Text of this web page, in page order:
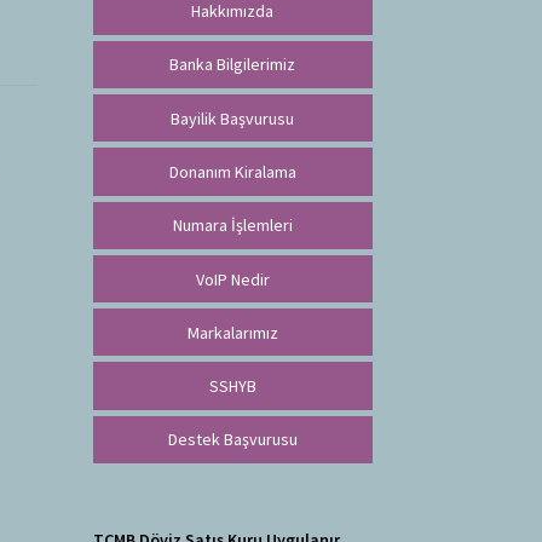
Hakkımızda
Banka Bilgilerimiz
Bayilik Başvurusu
Donanım Kiralama
Numara İşlemleri
VoIP Nedir
Markalarımız
SSHYB
Destek Başvurusu